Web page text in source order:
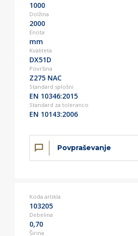
1000
Dolžina
2000
Enota
mm
Kvaliteta
DX51D
Površina
Z275 NAC
Standard splošni
EN 10346:2015
Standard za toleranco
EN 10143:2006
Povpraševanje
Koda artikla
103205
Debelina
0,70
Širina